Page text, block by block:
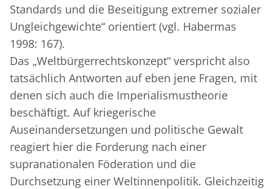
Standards und die Beseitigung extremer sozialer
Ungleichgewichte“ orientiert (vgl. Habermas
1998: 167).
Das „Weltbürgerrechtskonzept“ verspricht also
tatsächlich Antworten auf eben jene Fragen, mit
denen sich auch die Imperialismustheorie
beschäftigt. Auf kriegerische
Auseinandersetzungen und politische Gewalt
reagiert hier die Forderung nach einer
supranationalen Föderation und die
Durchsetzung einer Weltinnenpolitik. Gleichzeitig